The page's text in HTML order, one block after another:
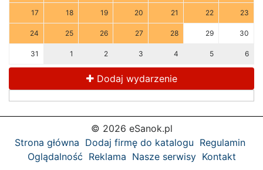
17 18 19 20 21 22 23
24 25 26 27 28 29 30
31 1 2 3 4 5 6
Dodaj wydarzenie
© 2026 eSanok.pl
Strona główna Dodaj firmę do katalogu Regulamin
Oglądalność Reklama Nasze serwisy Kontakt